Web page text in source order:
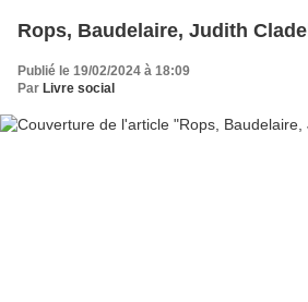
Rops, Baudelaire, Judith Cladel
Publié le 19/02/2024 à 18:09
Par Livre social